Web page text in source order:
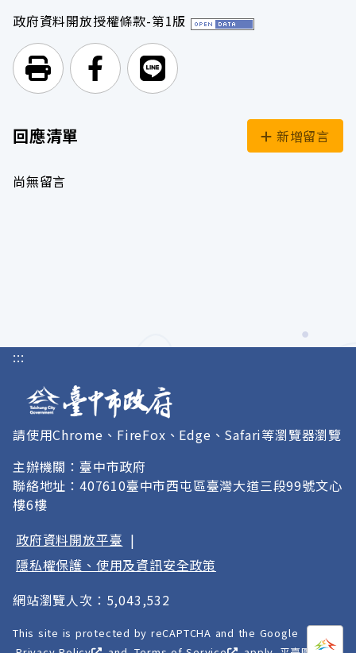
政府資料開放授權條款-第1版
列印頁面前往Facebook
前往Line
回應清單 新增留言
尚無留言
打開
:::
請使用Chrome、FireFox、Edge、Safari等瀏覽器瀏覽
主辦機關：臺中市政府
聯絡地址：407610臺中市西屯區臺灣大道三段99號文心
樓6樓
政府資料開放平臺 |
隱私權保護、使用及資訊安全政策
網站瀏覽人次：5,043,532
This site is protected by reCAPTCHA and the Google